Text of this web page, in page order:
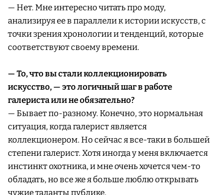
— Нет. Мне интересно читать про моду,
анализируя ее в параллели к истории искусств, с
точки зрения хронологии и тенденций, которые
соответствуют своему времени.
— То, что вы стали коллекционировать
искусство, — это логичный шаг в работе
галериста или не обязательно?
— Бывает по-разному. Конечно, это нормальная
ситуация, когда галерист является
коллекционером. Но сейчас я все-таки в большей
степени галерист. Хотя иногда у меня включается
инстинкт охотника, и мне очень хочется чем-то
обладать, но все же я больше люблю открывать
чужие таланты публике.